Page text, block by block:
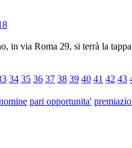
in via Roma 29, si terrà la
34 35 36 37 38 39 40 41 42 43
pari opportunita'